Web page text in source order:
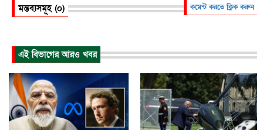
মন্তব্যসমূহ (০) কমেন্ট করতে ক্লিক করুন
এই বিভাগের আরও খবর